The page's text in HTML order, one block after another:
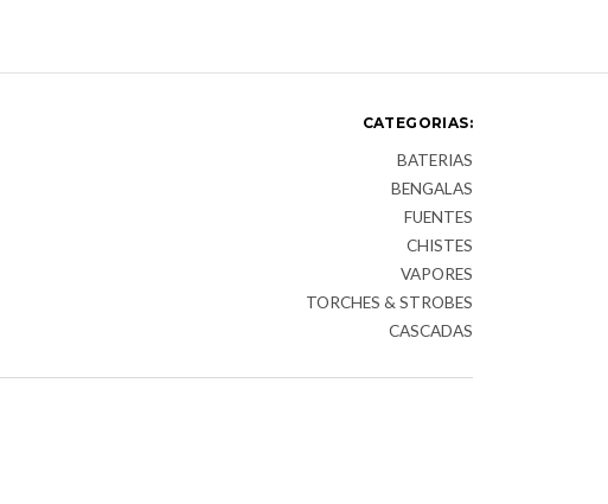
CATEGORIAS:
BATERIAS
BENGALAS
FUENTES
CHISTES
VAPORES
TORCHES & STROBES
CASCADAS